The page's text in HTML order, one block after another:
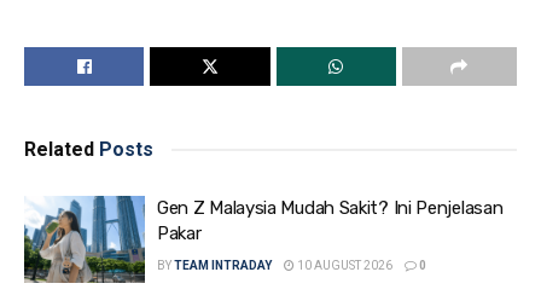
Related Posts
Gen Z Malaysia Mudah Sakit? Ini Penjelasan
Pakar
BYTEAM INTRADAY 10 AUGUST 2026 0